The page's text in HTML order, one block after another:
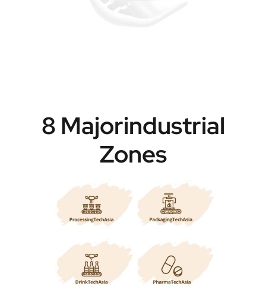
8 Majorindustrial
Zones